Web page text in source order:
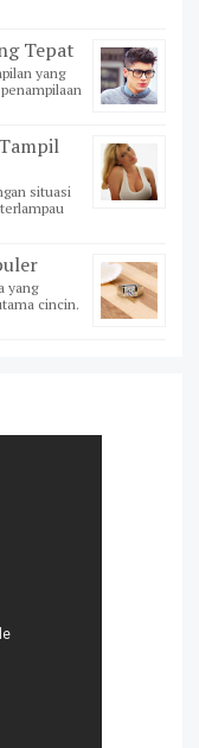
Tepat
yang
situasi
yang
cincin.